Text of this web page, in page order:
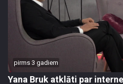
pirms 3 gadiem
Yana Bruk atklāti par